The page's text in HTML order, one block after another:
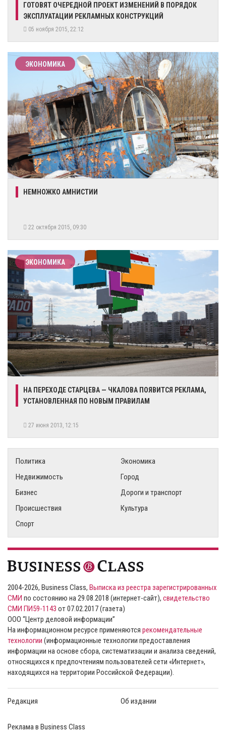
ГОТОВЯТ ОЧЕРЕДНОЙ ПРОЕКТ ИЗМЕНЕНИЙ В ПОРЯДОК
ЭКСПЛУАТАЦИИ РЕКЛАМНЫХ КОНСТРУКЦИЙ
05 ноября 2015, 22:12
ЭКОНОМИКА
НЕМНОЖКО АМНИСТИИ
22 октября 2015, 09:30
ЭКОНОМИКА
НА ПЕРЕХОДЕ СТАРЦЕВА — ЧКАЛОВА ПОЯВИТСЯ РЕКЛАМА,
УСТАНОВЛЕННАЯ ПО НОВЫМ ПРАВИЛАМ
27 июня 2013, 12:15
Политика
Экономика
Недвижимость
Город
Бизнес
Дороги и транспорт
Происшествия
Культура
Спорт
2004-2026, Business Class, Выписка из реестра зарегистрированных
СМИ по состоянию на 29.08.2018 (интернет-сайт), свидетельство
СМИ ПИ59-1143 от 07.02.2017 (газета)
ООО “Центр деловой информации”
На информационном ресурсе применяются рекомендательные
технологии (информационные технологии предоставления
информации на основе сбора, систематизации и анализа сведений,
относящихся к предпочтениям пользователей сети «Интернет»,
находящихся на территории Российской Федерации).
Редакция Об издании
Реклама в Business Class